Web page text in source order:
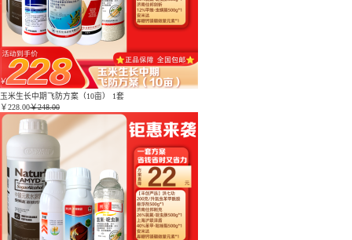
玉米生长中期飞防方案（10亩） 1套
￥228.00￥248.00